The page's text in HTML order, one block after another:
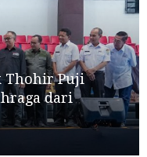
Thohir Puji
dari